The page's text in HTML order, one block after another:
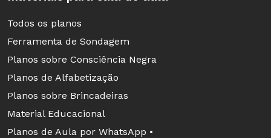
Todos os planos
Ferramenta de Sondagem
Planos sobre Consciência Negra
Planos de Alfabetização
Planos sobre Brincadeiras
Material Educacional
Planos de Aula por WhatsApp •